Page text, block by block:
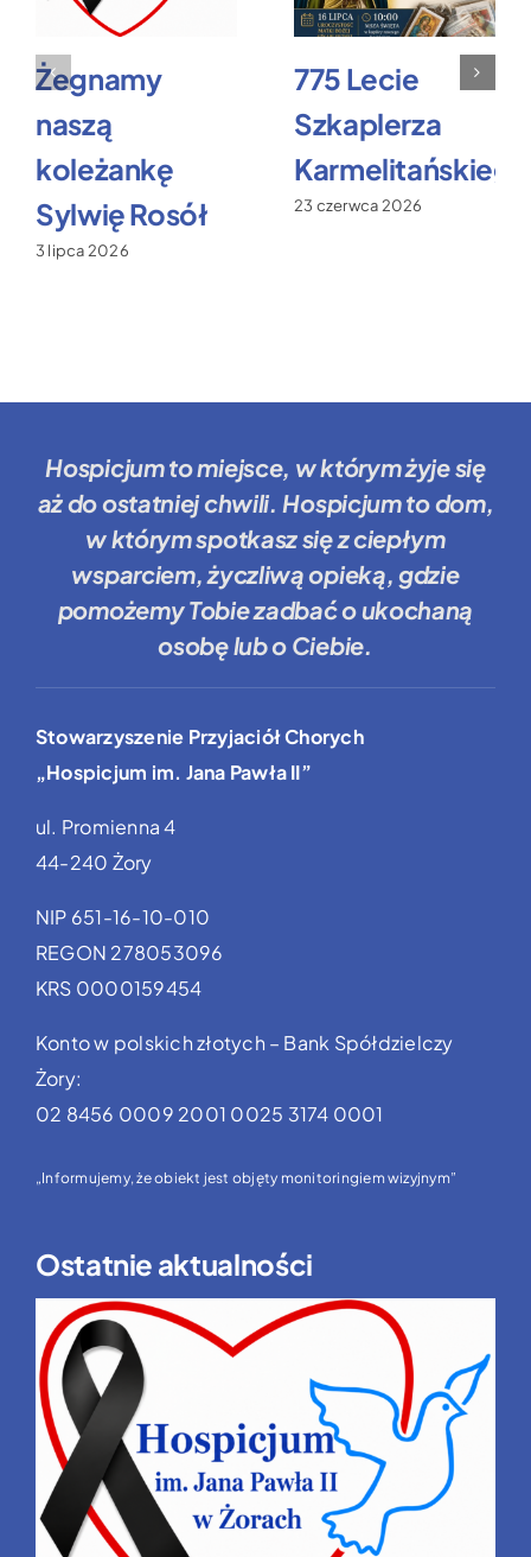
Żegnamy
naszą
koleżankę
Sylwię Rosół
3 lipca 2026
775 Lecie
Szkaplerza
Karmelitańskiego
23 czerwca 2026
Hospicjum to miejsce, w którym żyje się
aż do ostatniej chwili. Hospicjum to dom,
w którym spotkasz się z ciepłym
wsparciem, życzliwą opieką, gdzie
pomożemy Tobiezadbać o ukochaną
osobę lub o Ciebie.
Stowarzyszenie Przyjaciół Chorych
„Hospicjum im. Jana Pawła II”
ul. Promienna 4
44-240 Żory
NIP 651-16-10-010
REGON 278053096
KRS 0000159454
Konto w polskich złotych – Bank Spółdzielczy
Żory:
02 8456 0009 2001 0025 3174 0001
„Informujemy, że obiekt jest objęty monitoringiem wizyjnym”
Ostatnie aktualności